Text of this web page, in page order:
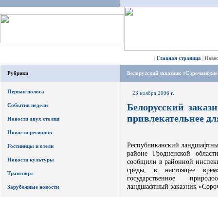
| Главная страница |
Рубрики
Первая полоса
События недели
Новости двух столиц
Новости регионов
Гостиницы и отели
Новости культуры
Транспорт
Зарубежные новости
Белорусский заказник
23 ноября 2006 г.
Белорусский
привлекательнее
Республиканский
районе Гродненской
сообщили в районной
среды, в настоящее
государственное
ландшафтный заказник